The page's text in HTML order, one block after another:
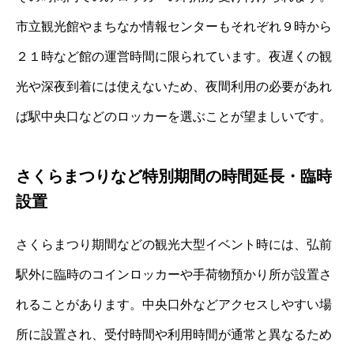
市立観光館やまちなか情報センターもそれぞれ９時から
２１時など館の運営時間に限られています。夜遅くの観
光や深夜到着には使えないため、夜間利用の必要があれ
ば駅中央口などのロッカーを選ぶことが望ましいです。
さくらまつりなど特別期間の時間延長・臨時
設置
さくらまつり期間などの観光大型イベント時には、弘前
駅外に臨時のコインロッカーや手荷物預かり所が設置さ
れることがあります。中央口外などアクセスしやすい場
所に設置され、受付時間や利用時間が通常と異なるため